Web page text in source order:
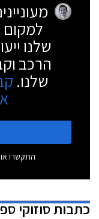
למקום
שלנו
הרכב
שלנו.
התקשרו או
כתבותסוזוקי